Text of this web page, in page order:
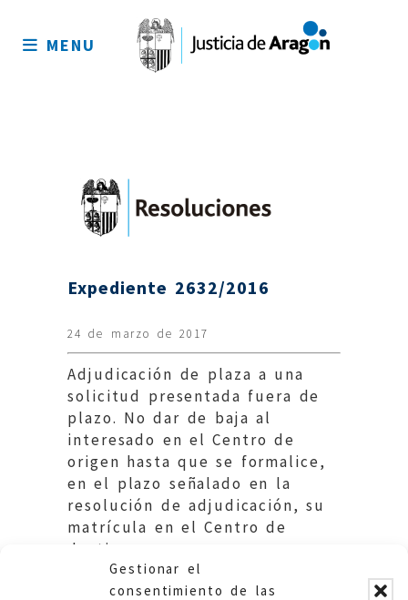
Gestionar el
consentimiento de las
sitio
MENU
Expediente 2632/2016
24 de marzo de 2017
Adjudicación de plaza a una
solicitud presentada fuera de
plazo. No dar de baja al
interesado en el Centro de
origen hasta que se formalice,
en el plazo señalado en la
resolución de adjudicación, su
matrícula en el Centro de
destino.
Educación DGA